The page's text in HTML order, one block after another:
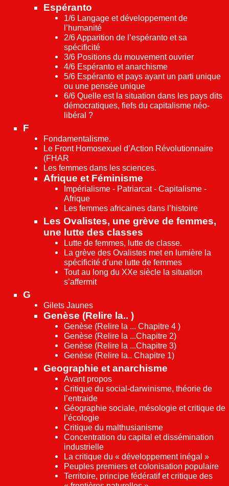
Espéranto
1/6 Langage et développement de
l’humanité
2/6 Apparition de l’espéranto et sa
spécificité
3/6 Positions du mouvement ouvrier
4/6 Espéranto et anarchisme
5/6 Espéranto et pays ayant un parti unique
ou une pensée unique
6/6 Quelle est la situation dans les pays dits
démocratiques, fiefs du capitalisme néo-
libéral ?
F
Fondamentalisme.
Le Front Homosexuel d’Action Révolutionnaire
(FHAR
Les femmes dans les sciences.
Afrique et Féminisme
Impérialisme - Patriarcat - Capitalisme -
Afrique
Les femmes africaines dans l’histoire
Les Ovalistes, une grève de femmes,
une lutte des classes
Lutte de femmes, lutte de classe.
La grève des Ovalistes met en lumière la
spécificité d’une lutte de femmes
Tout au long du XXe siècle la situation
s’affermit
G
Gilets Jaunes
Genèse (Relire la.. )
Genèse (Relire la ... Chapitre 4 )
Genèse (Relire la ...Chapitre 2)
Genèse (Relire la ...Chapitre 3)
Genèse (Relire la.. Chapitre 1)
Geographie et anarchisme
Avant propos
Critique du social-darwinisme, théorie de
l’entraide
Géographie sociale, mésologie et critique de
l’écologie
Critique du malthusianisme
Concentration du capital et dissémination
industrielle
La critique du « développement inégal »
Peuples premiers et colonisation populaire
Territoire, principe fédératif et critique des